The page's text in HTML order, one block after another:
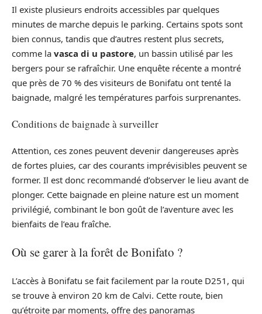
Il existe plusieurs endroits accessibles par quelques
minutes de marche depuis le parking. Certains spots sont
bien connus, tandis que d’autres restent plus secrets,
comme la vasca di u pastore, un bassin utilisé par les
bergers pour se rafraîchir. Une enquête récente a montré
que près de 70 % des visiteurs de Bonifatu ont tenté la
baignade, malgré les températures parfois surprenantes.
Conditions de baignade à surveiller
Attention, ces zones peuvent devenir dangereuses après
de fortes pluies, car des courants imprévisibles peuvent se
former. Il est donc recommandé d’observer le lieu avant de
plonger. Cette baignade en pleine nature est un moment
privilégié, combinant le bon goût de l’aventure avec les
bienfaits de l’eau fraîche.
Où se garer à la forêt de Bonifato ?
L’accès à Bonifatu se fait facilement par la route D251, qui
se trouve à environ 20 km de Calvi. Cette route, bien
qu’étroite par moments, offre des panoramas